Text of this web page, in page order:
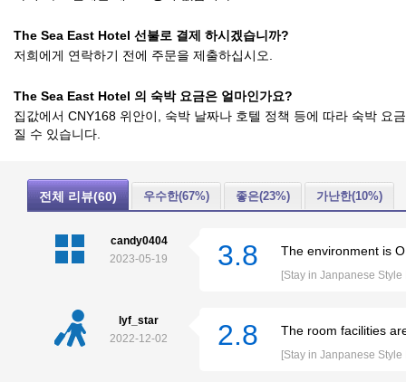
The Sea East Hotel 선불로 결제 하시겠습니까?
저희에게 연락하기 전에 주문을 제출하십시오.
The Sea East Hotel 의 숙박 요금은 얼마인가요?
집값에서 CNY168 위안이, 숙박 날짜나 호텔 정책 등에 따라 숙박 요
질 수 있습니다.
전체 리뷰(60) 우수한(67%) 좋은(23%) 가난한(10%)
candy0404
2023-05-19
3.8 The environment is
[Stay in Janpanese Style
lyf_star
2022-12-02
2.8 The room facilities
[Stay in Janpanese Style